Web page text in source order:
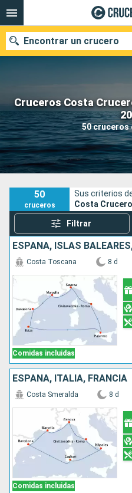
Cruceros Costa
50 cruceros
Encontrar un crucero
Nuestros destinos
Fecha de salida
Puertos
50
cruceros
Sus criterios
Costa
Filtrar
Comidas incluidas
Costa Toscana 8 d
ESPAÑA, ITALIA, FRANCIA
Comidas incluidas
Costa Smeralda 8 d